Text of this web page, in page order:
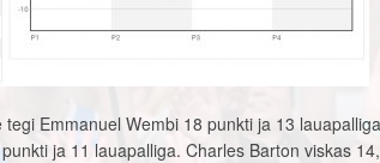
Emmanuel Wembi 18 punkti ja 13
ja 11 lauapalliga. Charles Barton viskas